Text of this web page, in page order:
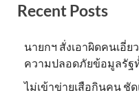
Recent Posts
นายกฯ สั่งเอาผิดคนเอี่
ความปลอดภัยข้อมูลรัฐ
ไม่เข้าข่าย​เสือกินคน ชั